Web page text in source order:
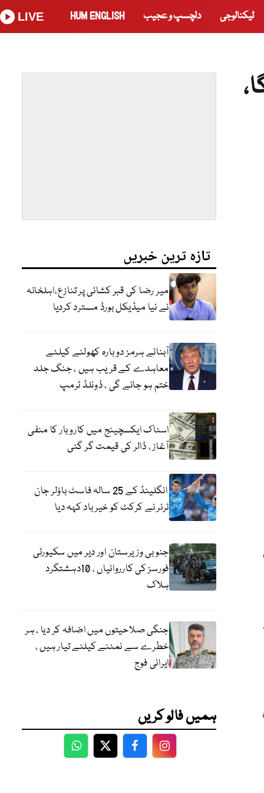
ٹیکنالوجی دلچسپ و عجیب HUM ENGLISH
LIVE
تازہ ترین خبریں
میر رضا کی قبر کشائی پر تنازع،اہلخانہ
نے نیا میڈیکل بورڈ مسترد کردیا
آبنائے ہرمز دوبارہ کھولنے کیلئے
معاہدے کے قریب ہیں ، جنگ جلد
ختم ہو جائے گی ، ڈونلڈ ٹرمپ
اسٹاک ایکسچینج میں کاروبار کا منفی
آغاز ، ڈالر کی قیمت گر گئی
انگلینڈ کے 25 سالہ فاسٹ باؤلر جان
ٹرنر نے کرکٹ کو خیر باد کہہ دیا
جنوبی وزیرستان اور دیر میں سکیورٹی
فورسز کی کارروائیاں ، 10دہشتگرد
ہلاک
جنگی صلاحیتوں میں اضافہ کر دیا ، ہر
خطرے سے نمٹنے کیلئے تیار ہیں ،
ایرانی فوج
ہمیں فالو کریں
WhatsApp
TwitterFacebookFacebook